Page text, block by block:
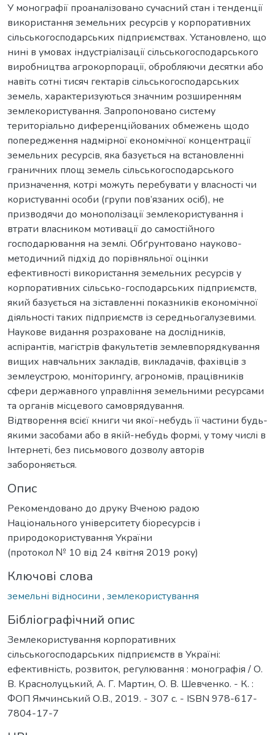
У монографії проаналізовано сучасний стан і тенденції
використання земельних ресурсів у корпоративних
сільськогосподарських підприємствах. Установлено, що
нині в умовах індустріалізації сільськогосподарського
виробництва агрокорпорації, обробляючи десятки або
навіть сотні тисяч гектарів сільськогосподарських
земель, характеризуються значним розширенням
землекористування. Запропоновано систему
територіально диференційованих обмежень щодо
попередження надмірної економічної концентрації
земельних ресурсів, яка базується на встановленні
граничних площ земель сільськогосподарського
призначення, котрі можуть перебувати у власності чи
користуванні особи (групи пов’язаних осіб), не
призводячи до монополізації землекористування і
втрати власником мотивації до самостійного
господарювання на землі. Обґрунтовано науково-
методичний підхід до порівняльної оцінки
ефективності використання земельних ресурсів у
корпоративних сільсько-господарських підприємств,
який базується на зіставленні показників економічної
діяльності таких підприємств із середньогалузевими.
Наукове видання розраховане на дослідників,
аспірантів, магістрів факультетів землевпорядкування
вищих навчальних закладів, викладачів, фахівців з
землеустрою, моніторингу, агрономів, працівників
сфери державного управління земельними ресурсами
та органів місцевого самоврядування.
Відтворення всієї книги чи якої-небудь її частини будь-
якими засобами або в якій-небудь формі, у тому числі в
Інтернеті, без письмового дозволу авторів
забороняється.
Опис
Рекомендовано до друку Вченою радою
Національного університету біоресурсів і
природокористування України
(протокол № 10 від 24 квітня 2019 року)
Ключові слова
земельні відносини , землекористування
Бібліографічний опис
Землекористування корпоративних
сільськогосподарських підприємств в Україні:
ефективність, розвиток, регулювання : монографія / О.
В. Краснолуцький, А. Г. Мартин, О. В. Шевченко. - К. :
ФОП Ямчинський О.В., 2019. - 307 с. - ISBN 978-617-
7804-17-7